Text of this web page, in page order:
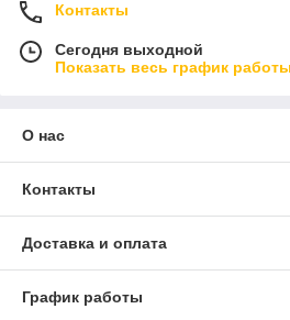
Контакты
Сегодня выходной
Показать весь график работы
О нас
Контакты
Доставка и оплата
График работы